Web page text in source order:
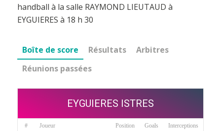
handball à la salle RAYMOND LIEUTAUD à
EYGUIERES à 18 h 30
Boîte de score Résultats
Arbitres
Réunions passées
EYGUIERES ISTRES
# Joueur Position Goals Interceptions